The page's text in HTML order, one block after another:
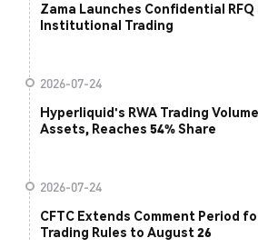
Zama Launches Confidential
Institutional Trading
2026-07-24
Hyperliquid's RWA Trading
Assets, Reaches 54% Share
2026-07-24
CFTC Extends Comment Period
Trading Rules to August 26